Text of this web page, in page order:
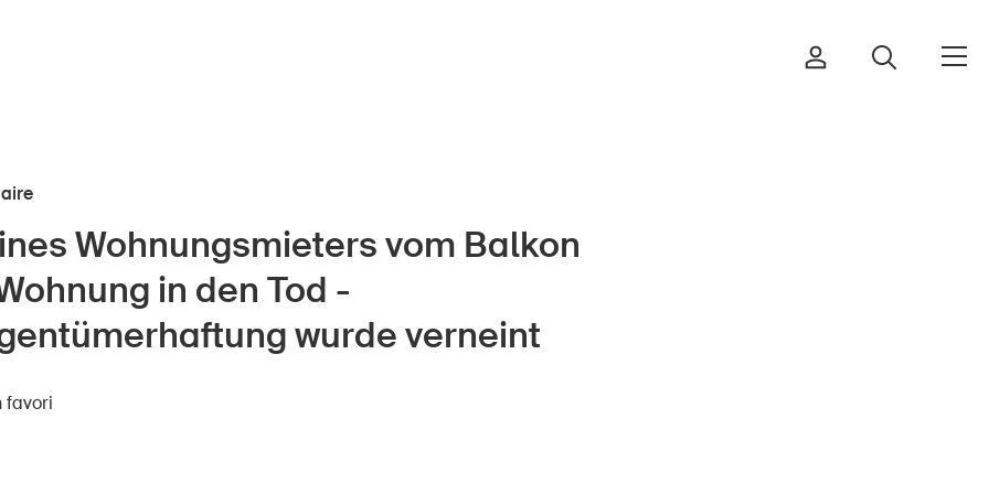
Politique
Wohnungsmieters vom Balkon
in den Tod -
wurde verneint
favori